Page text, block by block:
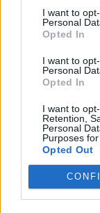
I want to
Personal
Opted In
I want to
Personal
Opted In
I want to
Retention,
Personal
Purposes
Opted Out
Últimas calles
Todas en Montijo
ALMAGRO 57
Sevilla en